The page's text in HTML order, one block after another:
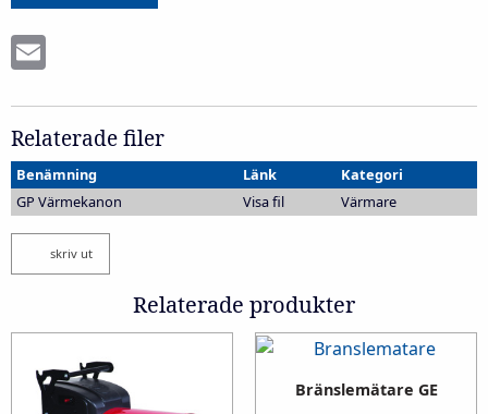
Relaterade filer
Benämning Länk
Kategori
GP Värmekanon
Visa fil Värmare
skriv ut
Relaterade produkter
Bränslemätare GE